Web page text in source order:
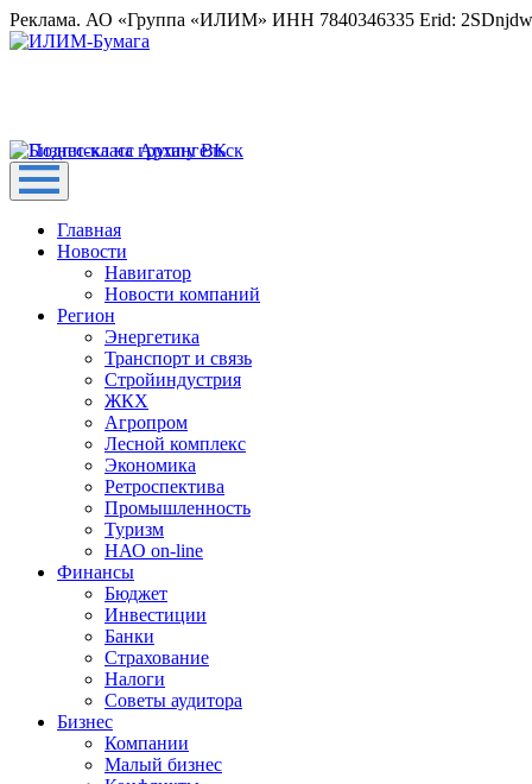
Реклама. АО «Группа «ИЛИМ» ИНН 7840346335 Erid:
Главная
Новости
Навигатор
Новости компаний
Регион
Энергетика
Транспорт и связь
Стройиндустрия
ЖКХ
Агропром
Лесной комплекс
Экономика
Ретроспектива
Промышленность
Туризм
НАО on-line
Финансы
Бюджет
Инвестиции
Банки
Страхование
Налоги
Советы аудитора
Бизнес
Компании
Малый бизнес